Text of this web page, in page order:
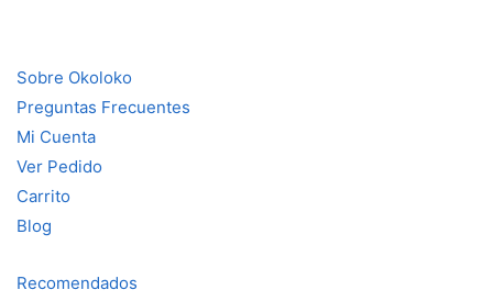
Sobre Okoloko
Preguntas Frecuentes
Mi Cuenta
Ver Pedido
Carrito
Blog
Recomendados